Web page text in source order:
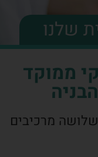
שלנו
ממוקד
מרכיבים